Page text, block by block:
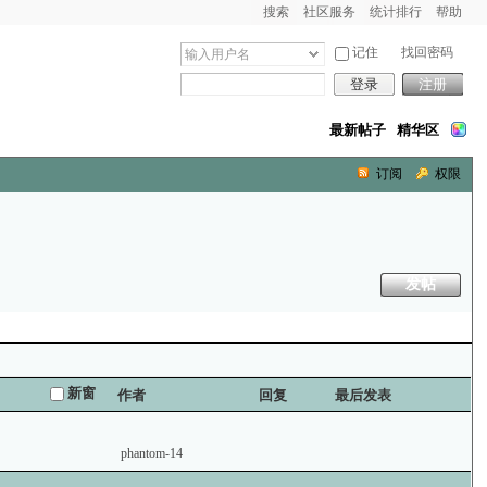
搜索 社区服务 统计排行 帮助
记住 找回密码
登录 注册
最新帖子 精华区
订阅 权限
发帖
新窗 作者 回复 最后发表
phantom-14